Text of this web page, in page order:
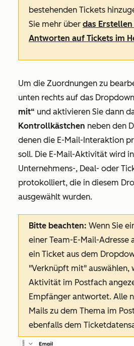
bestehenden Tickets
Sie mehr über das
Antworten auf Tickets im
Um die Zuordnungen zu
unten rechts auf das
mit“ und aktivieren Sie dann
Kontrollkästchen neben den
denen die E-Mail-Interaktion
soll. Die E-Mail-Aktivität wird
Unternehmens-, Deal- oder
protokolliert, die in diesem
ausgewählt wurden.
Bitte beachten: Wenn Sie
einer Team-E-Mail-Adresse
ein Ticket aus dem
"Verknüpft mit" auswählen,
Aktivität im Postfach
Empfänger antwortet. Alle
Mails zu dem Thema im
ebenfalls dem